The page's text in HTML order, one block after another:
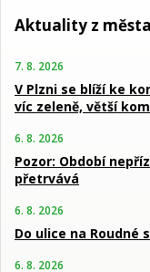
Aktuality z města
7. 8. 2026
V Plzni se blíží ke
víc zeleně, větší
6. 8. 2026
Pozor: Období
přetrvává
6. 8. 2026
Do ulice na Roudné
6. 8. 2026